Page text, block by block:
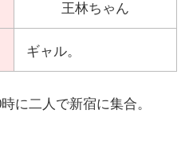
王林ちゃん
ギャル。
に二人で新宿に集合。